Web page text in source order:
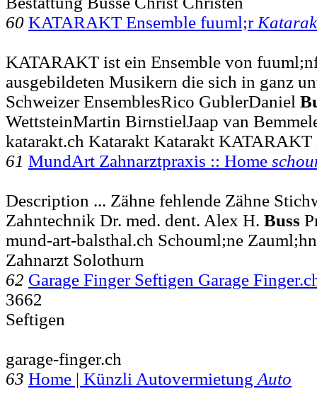
60 KATARAKT Ensemble fuuml;r
KATARAKT ist ein Ensemble von
ausgebildeten Musikern die sich in ganz
Schweizer EnsemblesRico GublerDaniel
WettsteinMartin BirnstielJaap van
katarakt.ch Katarakt Katarakt
61 MundArt Zahnarztpraxis :: Home
Description ... Zähne fehlende Zähne
Zahntechnik Dr. med. dent. Alex H. Buss
mund-art-balsthal.ch Schouml;ne
Zahnarzt Solothurn
62 Garage Finger Seftigen Garage
3662
Seftigen
garage-finger.ch
63 Home | Künzli Autovermietung Auto